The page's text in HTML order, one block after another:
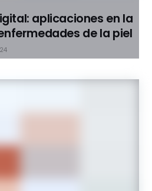
aplicaciones en la
de la piel